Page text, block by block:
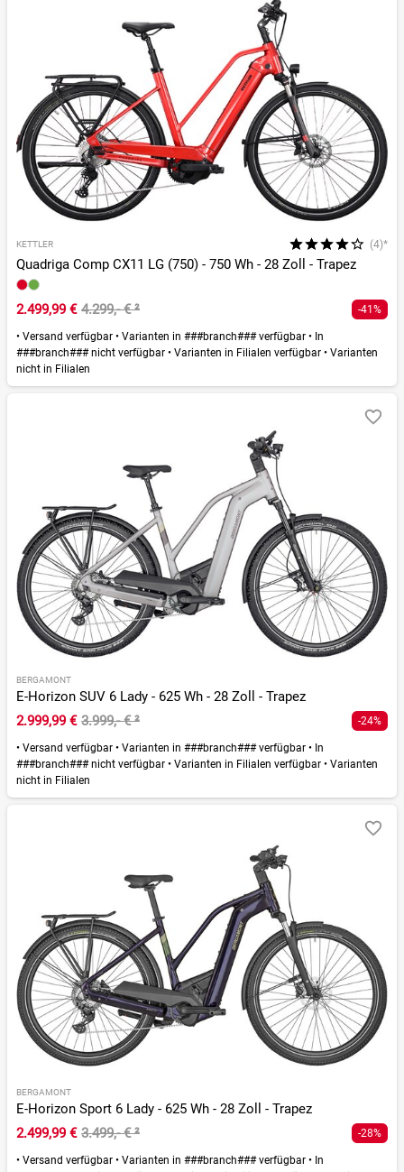
KETTLER (4)*
Quadriga Comp CX11 LG (750) - 750 Wh - 28 Zoll - Trapez
2.499,99 € 4.299,- €² -41%
• Versand verfügbar • Varianten in ###branch### verfügbar • In
###branch### nicht verfügbar • Varianten in Filialen verfügbar • Varianten
nicht in Filialen
BERGAMONT
E-Horizon SUV 6 Lady - 625 Wh - 28 Zoll - Trapez
2.999,99 € 3.999,- €² -24%
• Versand verfügbar • Varianten in ###branch### verfügbar • In
###branch### nicht verfügbar • Varianten in Filialen verfügbar • Varianten
nicht in Filialen
BERGAMONT
E-Horizon Sport 6 Lady - 625 Wh - 28 Zoll - Trapez
2.499,99 € 3.499,- €² -28%
• Versand verfügbar • Varianten in ###branch### verfügbar • In